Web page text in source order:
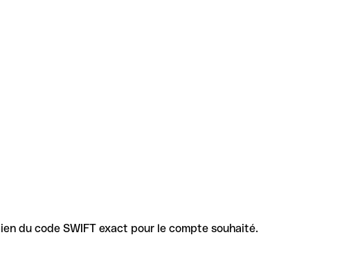
du code SWIFT exact pour le compte souhaité.